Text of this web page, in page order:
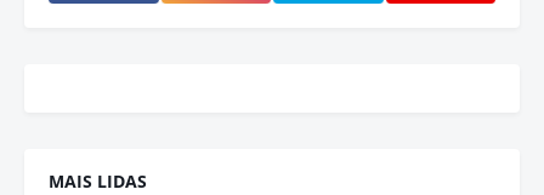
MAIS LIDAS